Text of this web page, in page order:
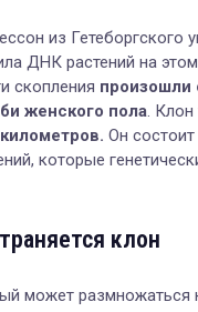
из Гетеборгского
ДНК растений на
скопления произошли
женского пола. Клон
Он
которые
клон
может размножаться